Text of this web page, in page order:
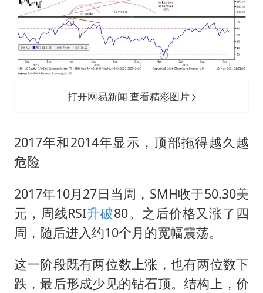
打开网易新闻 查看精彩图片
2017年和2014年显示，顶部拖得越久越
危险
2017年10月27日当周，SMH收于50.30美
元，周线RSI升破80。之后价格又涨了四
周，随后进入约10个月的宽幅震荡。
这一阶段既有两位数上涨，也有两位数下
跌，最后形成少见的钻石顶。结构上，价